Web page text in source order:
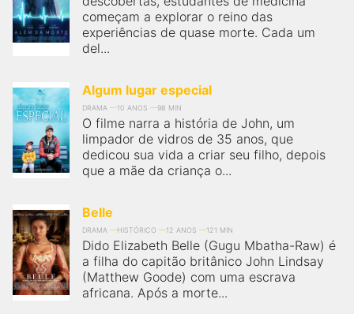
começam a explorar o reino das
experiências de quase morte. Cada um
del...
Algum lugar especial
DRAMA 10 ANOS 98 MIN
O filme narra a história de John, um
limpador de vidros de 35 anos, que
dedicou sua vida a criar seu filho, depois
que a mãe da criança o...
Belle
DRAMA HISTÓRICO 12 ANOS 121 MIN
Dido Elizabeth Belle (Gugu Mbatha-Raw) é
a filha do capitão britânico John Lindsay
(Matthew Goode) com uma escrava
africana. Após a morte...